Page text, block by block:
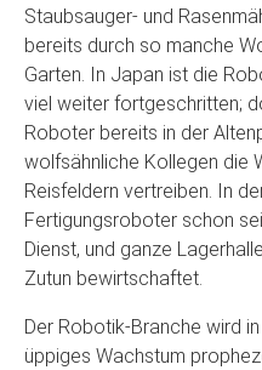
Staubsauger- und
bereits durch so manche
Garten. In Japan ist die
viel weiter fortgeschritten;
Roboter bereits in der
wolfsähnliche Kollegen die
Reisfeldern vertreiben. In
Fertigungsroboter schon
Dienst, und ganze
Zutun bewirtschaftet.
Der Robotik-Branche wird
üppiges Wachstum